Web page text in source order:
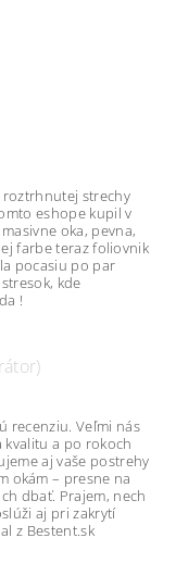
roztrhnutej strechy
eshope kupil v
oka, pevna,
farbe teraz foliovnik
pocasiu po par
kde
!
recenziu. Veľmi nás
kvalitu a po rokoch
aj vaše postrehy
okám – presne na
dbať. Prajem, nech
aj pri zakrytí
z Bestent.sk